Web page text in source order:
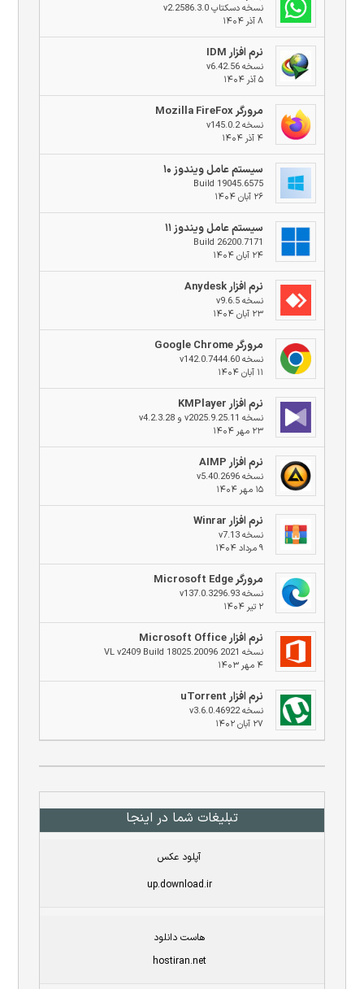
نسخه دسکتاپ v2.2586.3.0
۸ آذر ۱۴۰۴
نرم افزار IDM
نسخه v6.42.56
۵ آذر ۱۴۰۴
مرورگر Mozilla FireFox
نسخه v145.0.2
۴ آذر ۱۴۰۴
سیستم عامل ویندوز ۱۰
Build 19045.6575
۲۶ آبان ۱۴۰۴
سیستم عامل ویندوز ۱۱
Build 26200.7171
۲۴ آبان ۱۴۰۴
نرم افزار Anydesk
نسخه v9.6.5
۲۳ آبان ۱۴۰۴
مرورگر Google Chrome
نسخه v142.0.7444.60
۱۱ آبان ۱۴۰۴
نرم افزار KMPlayer
نسخه v2025.9.25.11 و v4.2.3.28
۲۳ مهر ۱۴۰۴
نرم افزار AIMP
نسخه v5.40.2696
۱۵ مهر ۱۴۰۴
نرم افزار Winrar
نسخه v7.13
۹ مرداد ۱۴۰۴
مرورگر Microsoft Edge
نسخه v137.0.3296.93
۲ تیر ۱۴۰۴
نرم افزار Microsoft Office
نسخه 2021 VL v2409 Build 18025.20096
۴ مهر ۱۴۰۳
نرم افزار uTorrent
نسخه v3.6.0.46922
۲۷ آبان ۱۴۰۲
تبلیغات شما در اینجا
آپلود عکس
up.download.ir
هاست دانلود
hostiran.net